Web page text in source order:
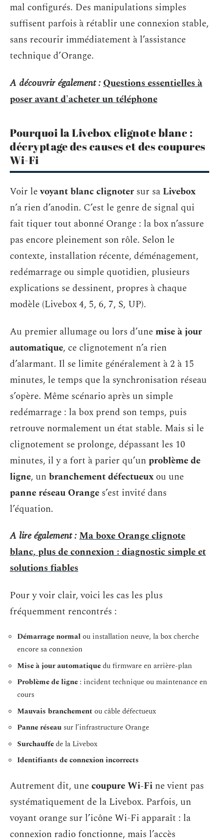
mal configurés. Des manipulations simples
suffisent parfois à rétablir une connexion stable,
sans recourir immédiatement à l’assistance
technique d’Orange.
A découvrir également :Questions essentielles à
poser avant d'acheter un téléphone
Pourquoi la Livebox clignote blanc :
décryptage des causes et des coupures
Wi-Fi
Voir levoyant blanc clignoter sur sa Livebox
n’a rien d’anodin. C’est le genre de signal qui
fait tiquer tout abonné Orange : la box n’assure
pas encore pleinement son rôle. Selon le
contexte, installation récente, déménagement,
redémarrage ou simple quotidien, plusieurs
explications se dessinent, propres à chaque
modèle (Livebox 4, 5, 6, 7, S, UP).
Au premier allumage ou lors d’unemise à jour
automatique, ce clignotement n’a rien
d’alarmant. Il se limite généralement à 2 à 15
minutes, le temps que la synchronisation réseau
s’opère. Même scénario après un simple
redémarrage : la box prend son temps, puis
retrouve normalement un état stable. Mais si le
clignotement se prolonge, dépassant les 10
minutes, il y a fort à parier qu’unproblème de
ligne, unbranchement défectueux ou une
panne réseau Orange s’est invité dans
l’équation.
A lire également :Ma boxe Orange clignote
blanc, plus de connexion : diagnostic simple et
solutions fiables
Pour y voir clair, voici les cas les plus
fréquemment rencontrés :
Démarrage normalou installation neuve, la box cherche
encore sa connexion
Mise à jour automatiquedu firmware en arrière-plan
Problème de ligne : incident technique ou maintenance en
cours
Mauvais branchementou câble défectueux
Panne réseau sur l’infrastructure Orange
Surchauffede la Livebox
Identifiants de connexion incorrects
Autrement dit, unecoupure Wi-Fi ne vient pas
systématiquement de la Livebox. Parfois, un
voyant orange sur l’icône Wi-Fi apparaît : la
connexion radio fonctionne, mais l’accès